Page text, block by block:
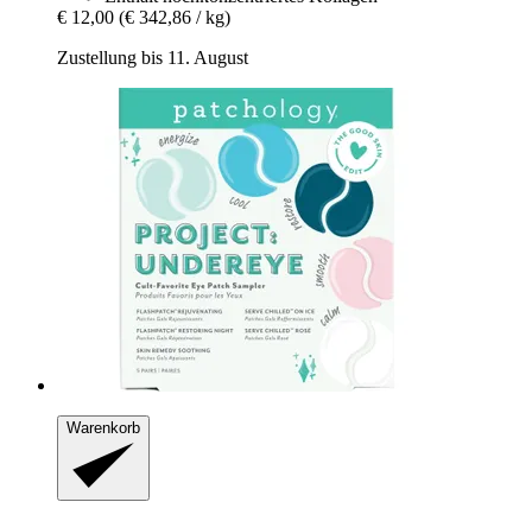
€ 12,00 (€ 342,86 / kg)
Zustellung bis 11. August
Warenkorb